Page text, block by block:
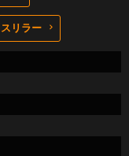
スリラー